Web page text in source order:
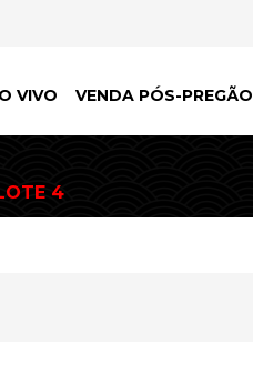
VIVO VENDA PÓS-PREGÃO
4